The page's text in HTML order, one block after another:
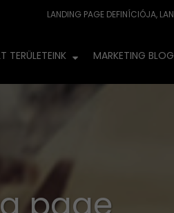
TERÜLETEINK MARKETING BLOG